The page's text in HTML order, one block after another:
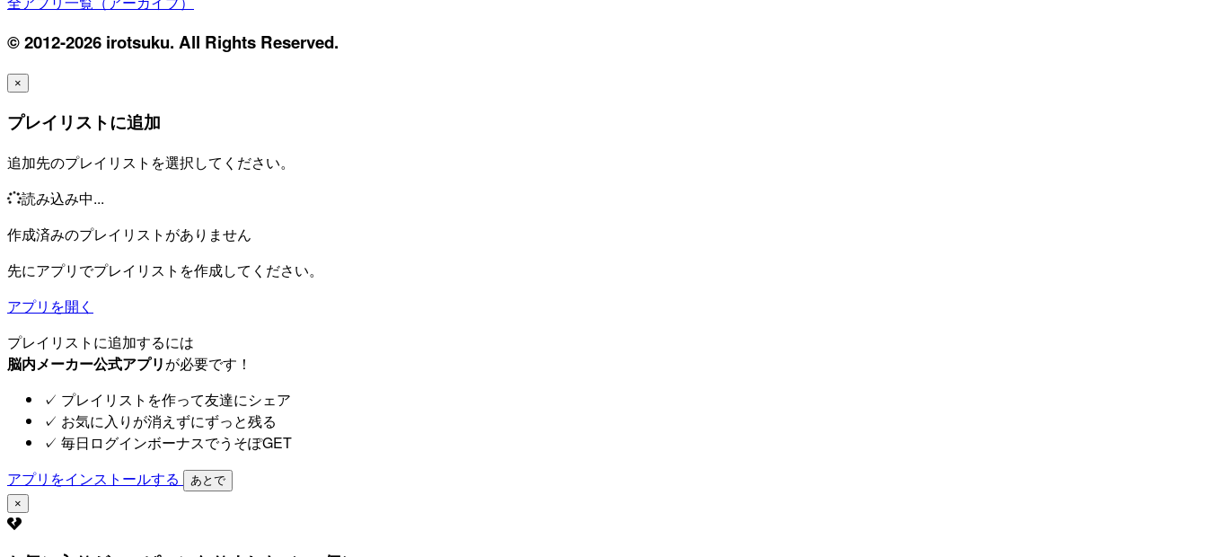
© 2012-2026 irotsuku. All Rights Reserved.
×
プレイリストに追加
追加先のプレイリストを選択してください。
読み込み中...
作成済みのプレイリストがありません
先にアプリでプレイリストを作成してください。
アプリを開く
プレイリストに追加するには
脳内メーカー公式アプリが必要です！
✓ プレイリストを作って友達にシェア
✓ お気に入りが消えずにずっと残る
✓ 毎日ログインボーナスでうそぽGET
アプリをインストールする
あとで
×